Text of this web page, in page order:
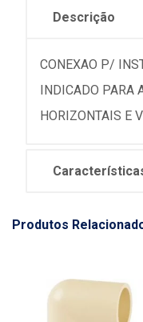
Descrição
CONEXAO P/
INDICADO PARA
HORIZONTAIS E
Produtos